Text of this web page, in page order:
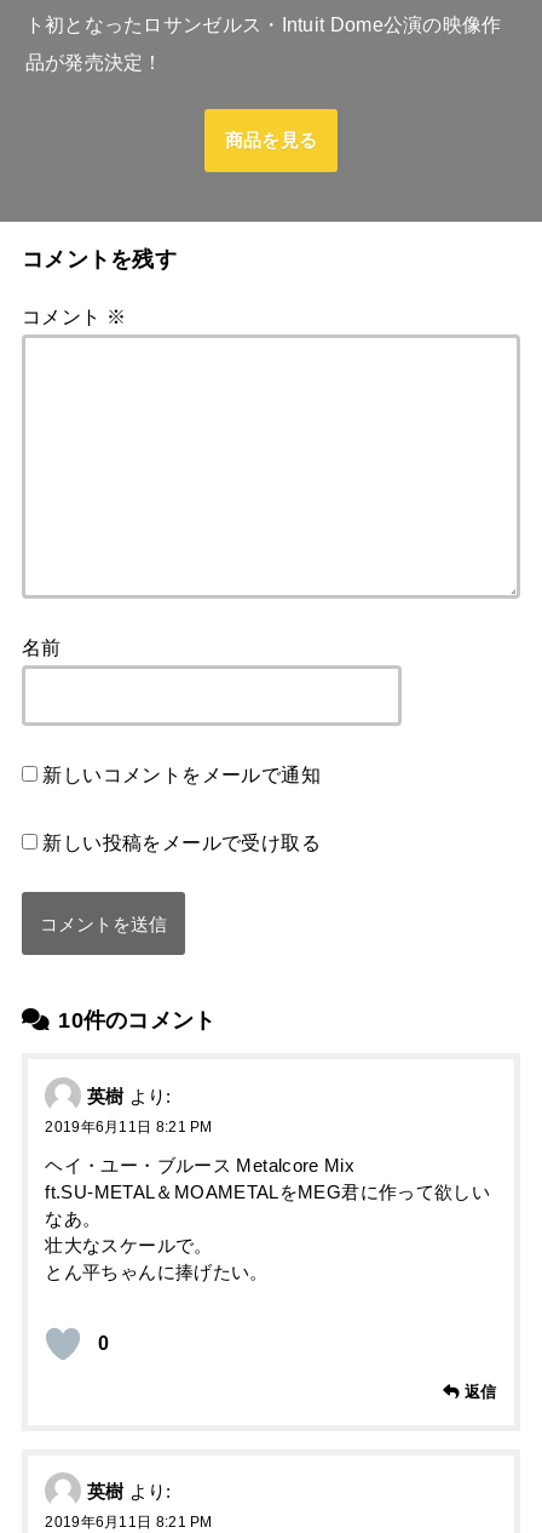
ト初となったロサンゼルス・Intuit Dome公演の映像作
品が発売決定！
商品を見る
10件のコメント
英樹 より:
2019年6月11日 8:21 PM
ヘイ・ユー・ブルース Metalcore Mix
ft.SU-METAL＆MOAMETALをMEG君に作って欲しい
なあ。
壮大なスケールで。
とん平ちゃんに捧げたい。
0
返信
英樹 より:
2019年6月11日 8:21 PM
コメントを残す
コメント ※
名前
新しいコメントをメールで通知
新しい投稿をメールで受け取る